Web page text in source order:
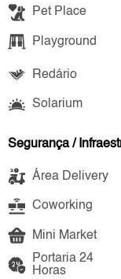
Pet Place
Playground
Redário
Solarium
Segurança /
Área Delivery
Coworking
Mini Market
Portaria 24
Horas